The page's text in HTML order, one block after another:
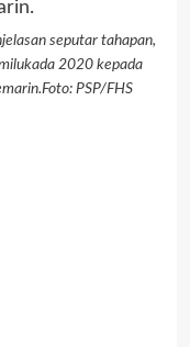
seputar tahapan,
2020 kepada
PSP/FHS